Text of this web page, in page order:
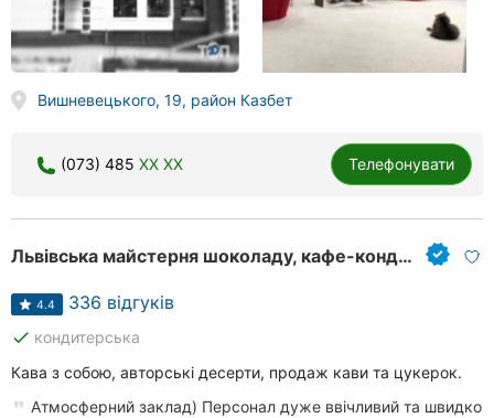
Вишневецького, 19, район Казбет
(073) 485 XX XX Телефонувати
Львівська майстерня шоколаду, кафе-кондитерська
4.4 336 відгуків
done кондитерська
Кава з собою, авторські десерти, продаж кави та цукерок.
Атмосферний заклад) Персонал дуже ввічливий та швидко